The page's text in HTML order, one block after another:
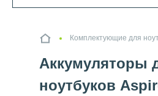
Комплектующие для
Аккумуляторы
ноутбуков